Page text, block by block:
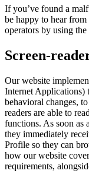
If you’ve found a
be happy to hear from
operators by using
Screen-
Our website
Internet Applications)
behavioral changes,
readers are able to
functions. As soon as
they immediately
Profile so they can
how our website
requirements,